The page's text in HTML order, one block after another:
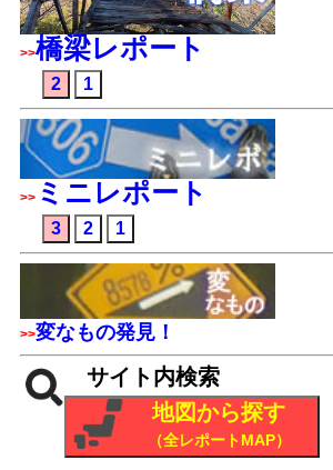
>>橋梁レポート
2 1
>> ミニレポート
3 2 1
>>変なもの発見！
サイト内検索
地図から探す
（全レポートMAP）